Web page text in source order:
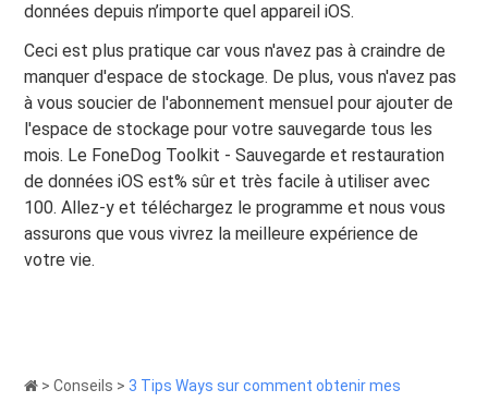
données depuis n’importe quel appareil iOS.
Ceci est plus pratique car vous n'avez pas à craindre de
manquer d'espace de stockage. De plus, vous n'avez pas
à vous soucier de l'abonnement mensuel pour ajouter de
l'espace de stockage pour votre sauvegarde tous les
mois. Le FoneDog Toolkit - Sauvegarde et restauration
de données iOS est% sûr et très facile à utiliser avec
100. Allez-y et téléchargez le programme et nous vous
assurons que vous vivrez la meilleure expérience de
votre vie.
>Conseils > 3 Tips Ways sur comment obtenir mes